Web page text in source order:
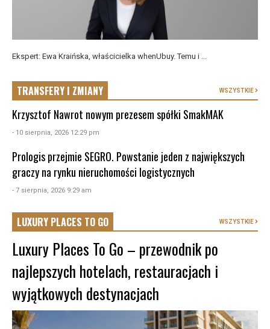
Ekspert: Ewa Kraińska, właścicielka whenUbuy. Temu i ...
TRANSFERY I ZMIANY WSZYSTKIE
Krzysztof Nawrot nowym prezesem spółki SmakMAK
- 10 sierpnia, 2026 12:29 pm
Prologis przejmie SEGRO. Powstanie jeden z największych
graczy na rynku nieruchomości logistycznych
- 7 sierpnia, 2026 9:29 am
LUXURY PLACES TO GO WSZYSTKIE
Luxury Places To Go – przewodnik po
najlepszych hotelach, restauracjach i
wyjątkowych destynacjach